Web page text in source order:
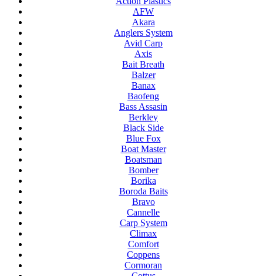
AFW
Akara
Anglers System
Avid Carp
Axis
Bait Breath
Balzer
Banax
Baofeng
Bass Assasin
Berkley
Black Side
Blue Fox
Boat Master
Boatsman
Bomber
Borika
Boroda Baits
Bravo
Cannelle
Carp System
Climax
Comfort
Coppens
Cormoran